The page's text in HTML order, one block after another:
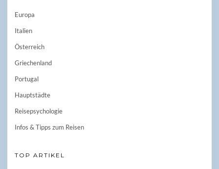
Europa
Italien
Österreich
Griechenland
Portugal
Hauptstädte
Reisepsychologie
Infos & Tipps zum Reisen
TOP ARTIKEL